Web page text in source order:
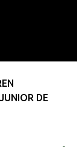
DE